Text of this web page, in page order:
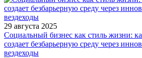
29 августа 2025
Социальный бизнес как стиль жизни:
создает безбарьерную среду через
вездеходы